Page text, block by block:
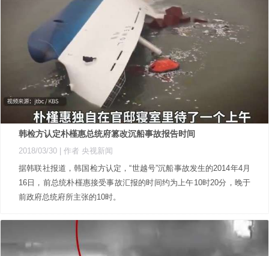
韩检方认定朴槿惠总统府篡改沉船事故报告时间
2018/03/30
| 作者 央视新闻
据韩联社报道，韩国检方认定，“世越号”沉船事故发生的2014年4月
16日，前总统朴槿惠接受事故汇报的时间约为上午10时20分，晚于
前政府总统府所主张的10时。